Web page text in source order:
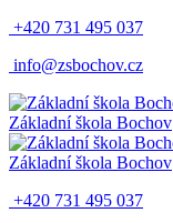
+420 731 495 037
info@zsbochov.cz
Základní škola Bochov
Základní škola Bochov
+420 731 495 037